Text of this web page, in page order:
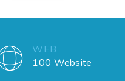
WEB
100 Website